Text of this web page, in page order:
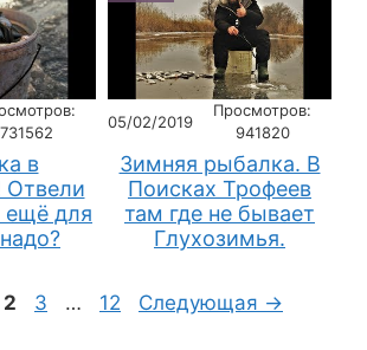
731562
в
Отвели
ещё для
05/02/2019
Просмотров:
941820
Зимняя рыбалка. В
Поисках Трофеев
там где не бывает
Глухозимья.
Страница
2 Страница
3 … Страница
12 Следующая →